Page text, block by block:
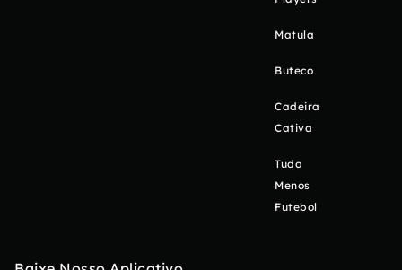
Matula
Buteco
Cadeira
Cativa
Tudo
Menos
Futebol